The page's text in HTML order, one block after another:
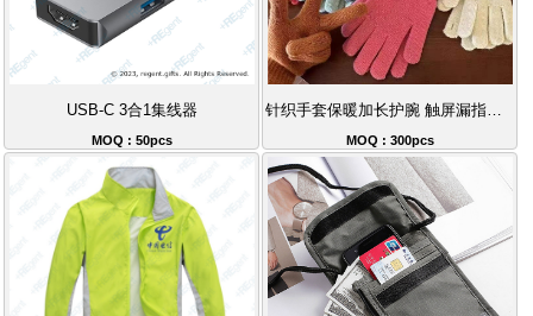
USB-C 3合1集线器
MOQ : 50pcs
针织手套保暖加长护腕 触屏漏指骑行手套
MOQ : 300pcs